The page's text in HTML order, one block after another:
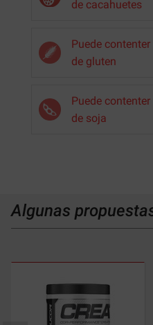
de cacahuetes
Puede
de gluten
Puede
de soja
Algunas